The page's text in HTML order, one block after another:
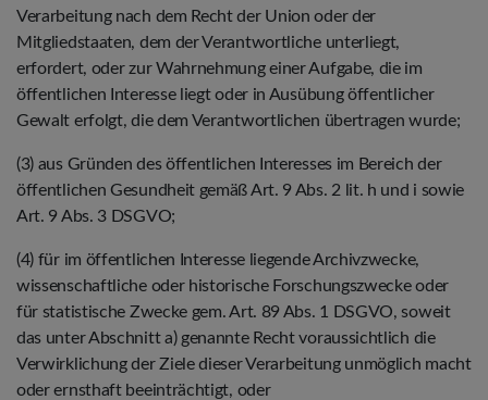
Verarbeitung nach dem Recht der Union oder der
Mitgliedstaaten, dem der Verantwortliche unterliegt,
erfordert, oder zur Wahrnehmung einer Aufgabe, die im
öffentlichen Interesse liegt oder in Ausübung öffentlicher
Gewalt erfolgt, die dem Verantwortlichen übertragen wurde;
(3) aus Gründen des öffentlichen Interesses im Bereich der
öffentlichen Gesundheit gemäß Art. 9 Abs. 2 lit. h und i sowie
Art. 9 Abs. 3 DSGVO;
(4) für im öffentlichen Interesse liegende Archivzwecke,
wissenschaftliche oder historische Forschungszwecke oder
für statistische Zwecke gem. Art. 89 Abs. 1 DSGVO, soweit
das unter Abschnitt a) genannte Recht voraussichtlich die
Verwirklichung der Ziele dieser Verarbeitung unmöglich macht
oder ernsthaft beeinträchtigt, oder